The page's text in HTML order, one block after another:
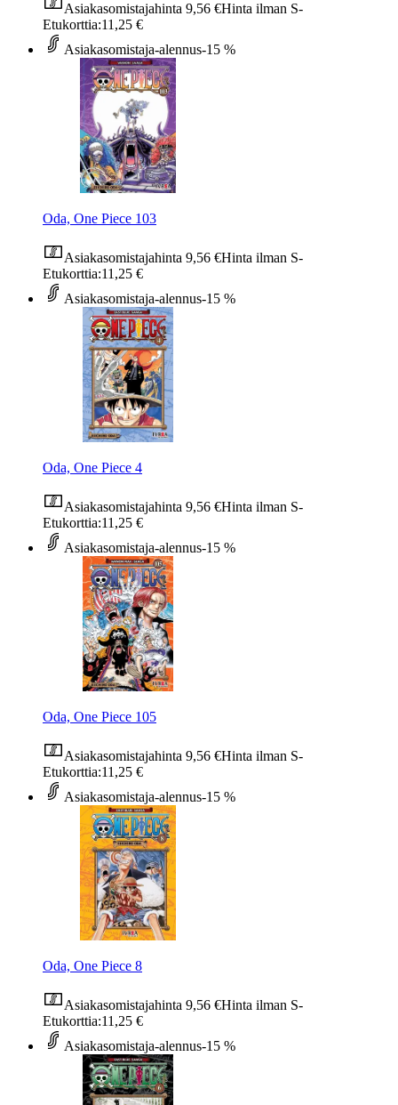
Asiakasomistajahinta 9,56 €Hinta ilman S-
Etukorttia:11,25 €
Asiakasomistaja-alennus-15 %
Oda, One Piece 103
Asiakasomistajahinta 9,56 €Hinta ilman S-
Etukorttia:11,25 €
Asiakasomistaja-alennus-15 %
Oda, One Piece 4
Asiakasomistajahinta 9,56 €Hinta ilman S-
Etukorttia:11,25 €
Asiakasomistaja-alennus-15 %
Oda, One Piece 105
Asiakasomistajahinta 9,56 €Hinta ilman S-
Etukorttia:11,25 €
Asiakasomistaja-alennus-15 %
Oda, One Piece 8
Asiakasomistajahinta 9,56 €Hinta ilman S-
Etukorttia:11,25 €
Asiakasomistaja-alennus-15 %